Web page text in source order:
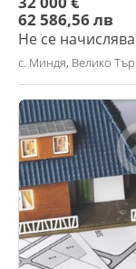
62 586,56 лв
Не се
с. Миндя, Велико